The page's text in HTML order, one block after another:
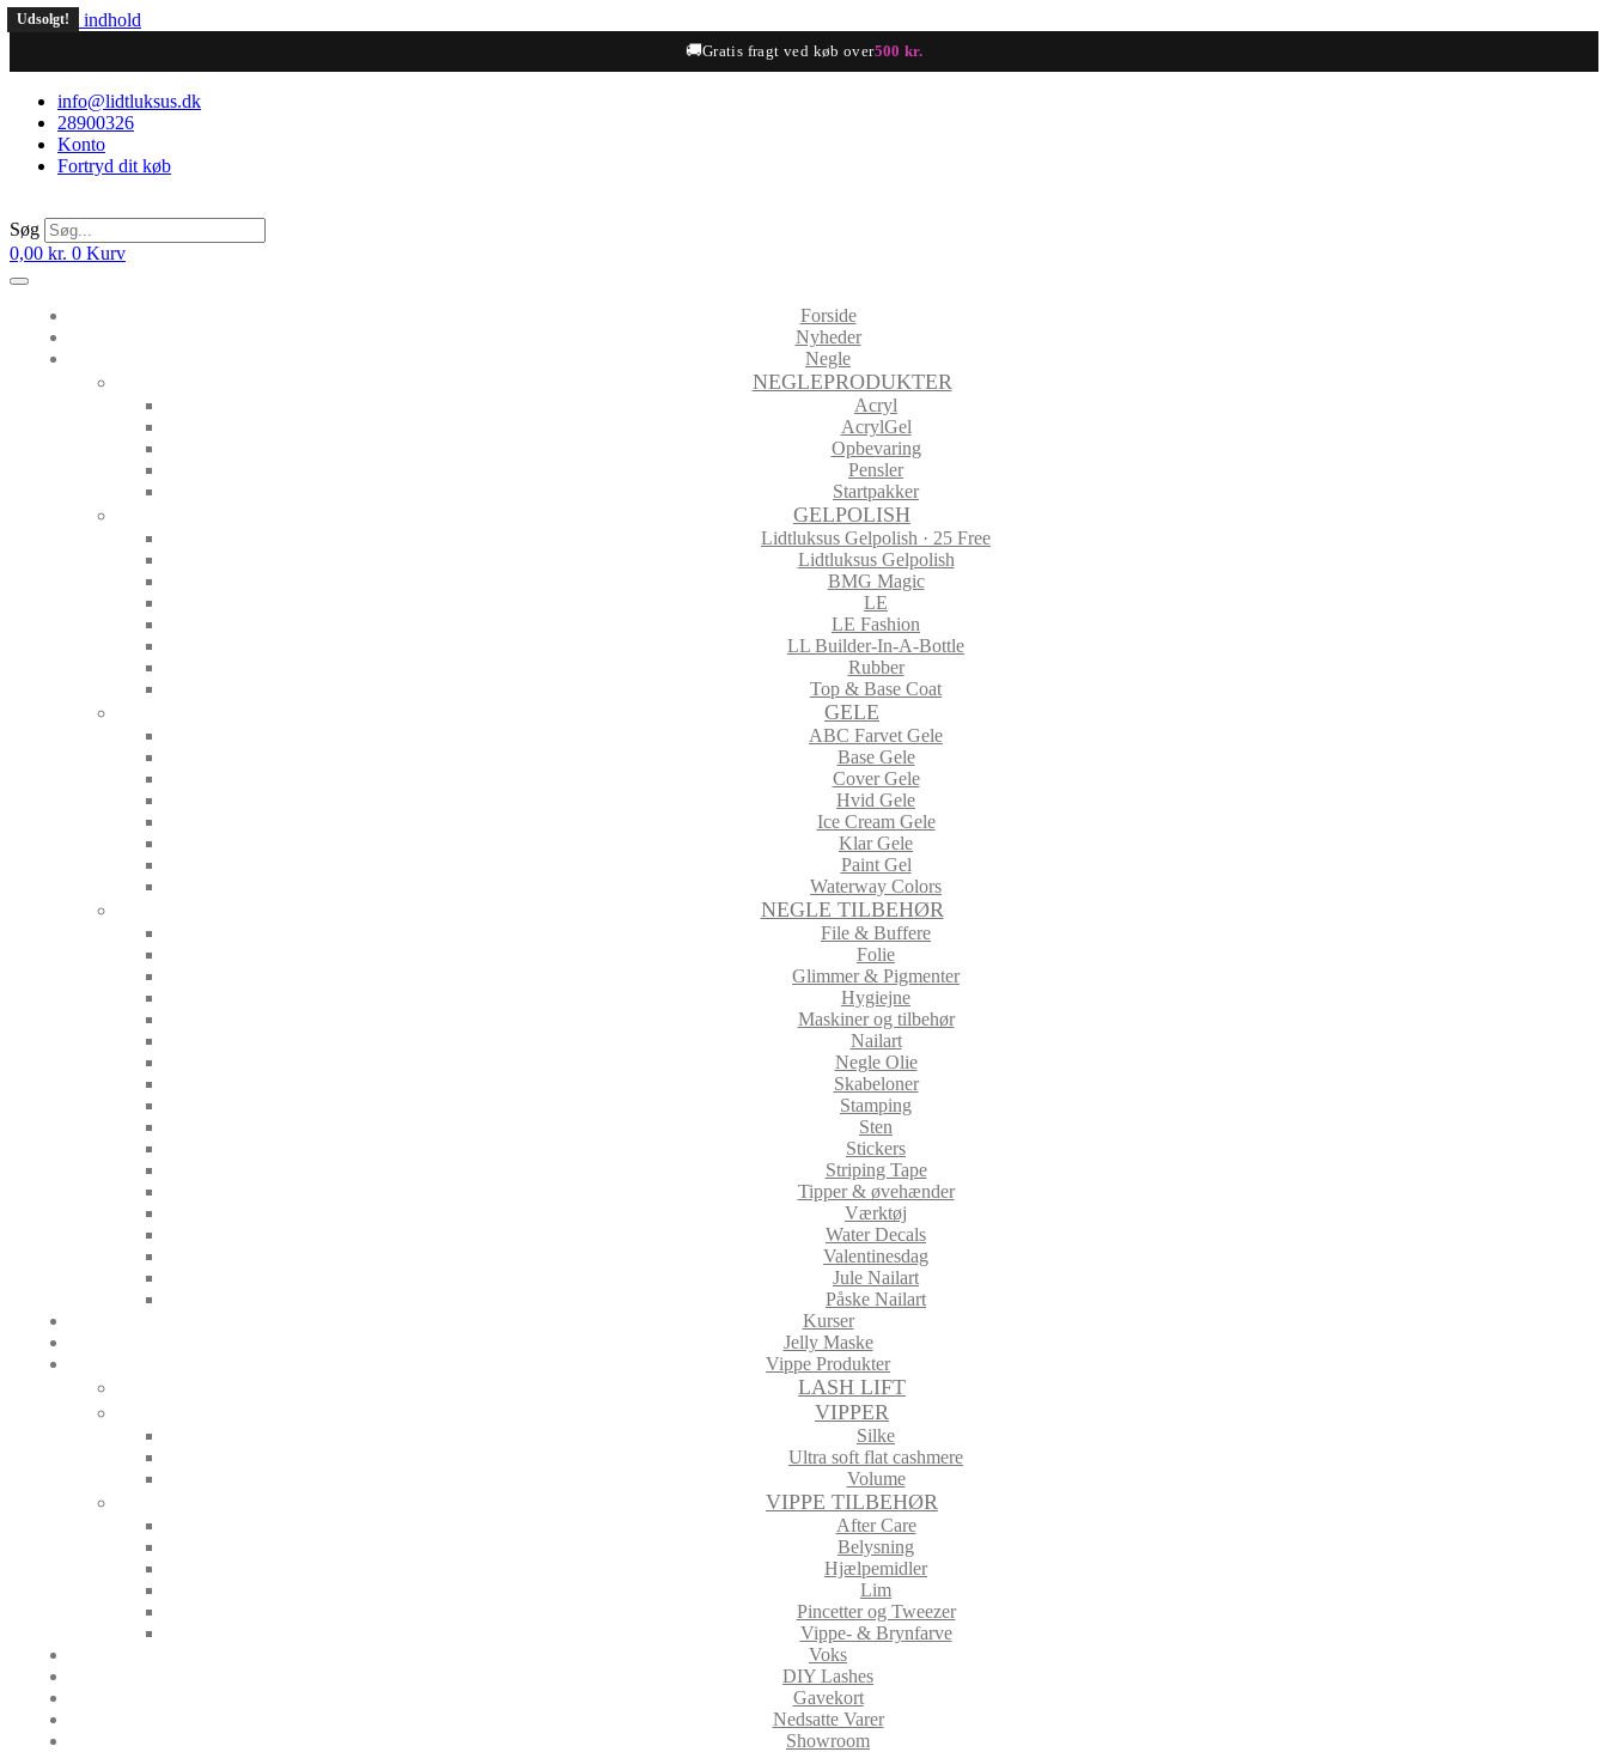
Videre til indhold
🚚Gratis fragt ved køb over500 kr.
info@lidtluksus.dk
28900326
Konto
Fortryd dit køb
Søg
0,00 kr. 0 Kurv
Forside
Nyheder
Negle
NEGLEPRODUKTER
Acryl
AcrylGel
Opbevaring
Pensler
Startpakker
GELPOLISH
Lidtluksus Gelpolish · 25 Free
Lidtluksus Gelpolish
BMG Magic
LE
LE Fashion
LL Builder-In-A-Bottle
Rubber
Top & Base Coat
GELE
ABC Farvet Gele
Base Gele
Cover Gele
Hvid Gele
Ice Cream Gele
Klar Gele
Paint Gel
Waterway Colors
NEGLE TILBEHØR
File & Buffere
Folie
Glimmer & Pigmenter
Hygiejne
Maskiner og tilbehør
Nailart
Negle Olie
Skabeloner
Stamping
Sten
Stickers
Striping Tape
Tipper & øvehænder
Værktøj
Water Decals
Valentinesdag
Jule Nailart
Påske Nailart
Kurser
Jelly Maske
Vippe Produkter
LASH LIFT
VIPPER
Silke
Ultra soft flat cashmere
Volume
VIPPE TILBEHØR
After Care
Belysning
Hjælpemidler
Lim
Pincetter og Tweezer
Vippe- & Brynfarve
Voks
DIY Lashes
Gavekort
Nedsatte Varer
Showroom
Udsolgt!